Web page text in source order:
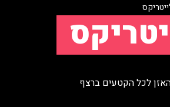
לכל הקטעים ברצף